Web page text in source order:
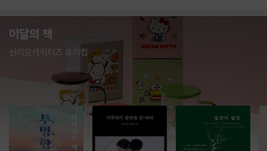
이달의 책
산리오캐릭터즈 유리컵